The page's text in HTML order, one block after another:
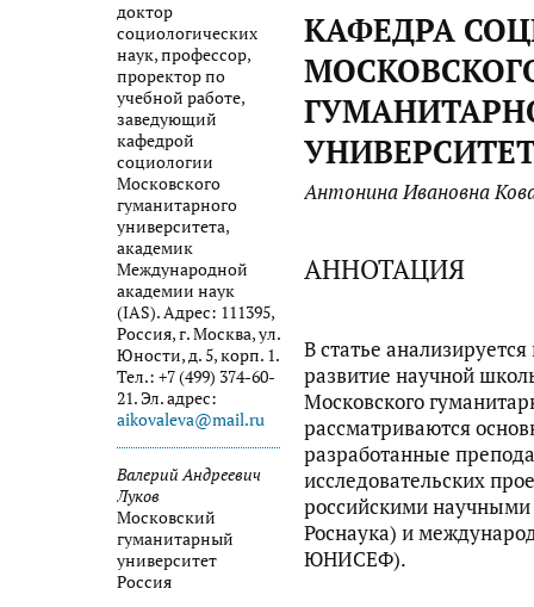
доктор
социологических
наук, профессор,
проректор по
учебной работе,
заведующий
кафедрой
социологии
Московского
гуманитарного
университета,
академик
Международной
академии наук
(IAS). Адрес: 111395,
Россия, г. Москва, ул.
Юности, д. 5, корп. 1.
Тел.: +7 (499) 374-60-
21. Эл. адрес:
aikovaleva@mail.ru
Валерий Андреевич
Луков
Московский
гуманитарный
университет
Россия
КАФЕДРА
Антонина Ивановна
АННОТАЦИЯ
В статье
развитие научной
Московского
рассматриваются
разработанные
исследовательских
российскими
Роснаука) и
ЮНИСЕФ).